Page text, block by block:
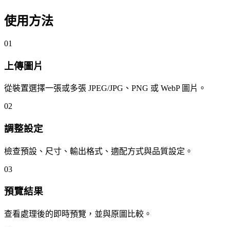
使用方法
01
上傳圖片
從裝置選擇一張或多張 JPEG/JPG、PNG 或 WebP 圖片。
02
調整設定
檢查預設、尺寸、輸出格式、適配方式與品質設定。
03
預覽結果
查看處理後的即時預覽，並與原圖比較。